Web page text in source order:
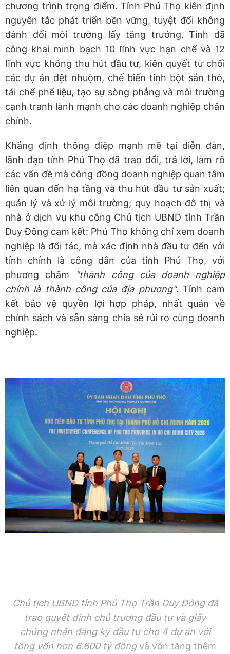
chương trình trọng điểm. Tỉnh Phú Thọ kiên định
nguyên tắc phát triển bền vững, tuyệt đối không
đánh đổi môi trường lấy tăng trưởng. Tỉnh đã
công khai minh bạch 10 lĩnh vực hạn chế và 12
lĩnh vực không thu hút đầu tư, kiên quyết từ chối
các dự án dệt nhuộm, chế biến tinh bột sắn thô,
tái chế phế liệu, tạo sự sòng phẳng và môi trường
cạnh tranh lành mạnh cho các doanh nghiệp chân
chính.
Khẳng định thông điệp mạnh mẽ tại diễn đàn,
lãnh đạo tỉnh Phú Thọ đã trao đổi, trả lời, làm rõ
các vấn đề mà công đồng doanh nghiệp quan tâm
liên quan đến hạ tầng và thu hút đầu tư sản xuất;
quản lý và xử lý môi trường; quy hoạch đô thị và
nhà ở dịch vụ khu công Chủ tịch UBND tỉnh Trần
Duy Đông cam kết: Phú Thọ không chỉ xem doanh
nghiệp là đối tác, mà xác định nhà đầu tư đến với
tỉnh chính là công dân của tỉnh Phú Thọ, với
phương châm
"thành công của doanh nghiệp
chính là thành công của địa phương". Tỉnh cam
kết bảo vệ quyền lợi hợp pháp, nhất quán về
chính sách và sẵn sàng chia sẻ rủi ro cùng doanh
nghiệp.
Chủ tịch UBND tỉnh Phú Thọ Trần Duy Đông đã
trao quyết định chủ trương đầu tư và giấy
chứng nhận đăng ký đầu tư cho 4 dự án với
tổng vốn hơn 6.600 tỷ đồng và vốn tăng thêm